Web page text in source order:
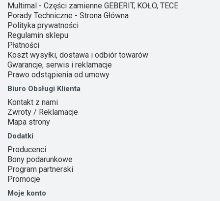
Multimal - Części zamienne GEBERIT, KOŁO, TECE
Porady Techniczne - Strona Główna
Polityka prywatności
Regulamin sklepu
Płatności
Koszt wysyłki, dostawa i odbiór towarów
Gwarancje, serwis i reklamacje
Prawo odstąpienia od umowy
Biuro Obsługi Klienta
Kontakt z nami
Zwroty / Reklamacje
Mapa strony
Dodatki
Producenci
Bony podarunkowe
Program partnerski
Promocje
Moje konto